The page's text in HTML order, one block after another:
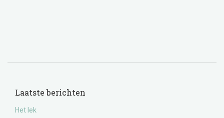
Laatste berichten
Het lek